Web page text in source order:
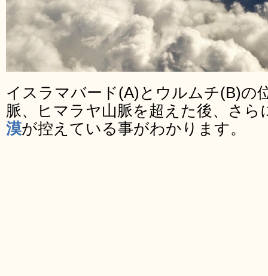
イスラマバード(A)とウルムチ(B)の
脈、ヒマラヤ山脈を超えた後、さら
漠が控えている事がわかります。